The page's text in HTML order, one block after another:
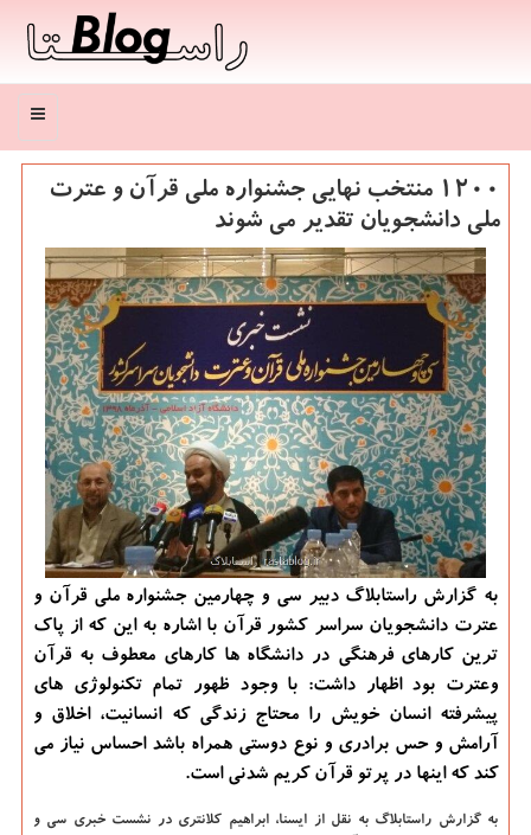
منو
۱۲۰۰ منتخب نهایی جشنواره ملی قرآن و عترت
ملی دانشجویان تقدیر می شوند
به گزارش راستابلاگ دبیر سی و چهارمین جشنواره ملی قرآن و
عترت دانشجویان سراسر كشور قرآن با اشاره به این كه از پاك
ترین كارهای فرهنگی در دانشگاه ها كارهای معطوف به قرآن
وعترت بود اظهار داشت: با وجود ظهور تمام تكنولوژی های
پیشرفته انسان خویش را محتاج زندگی كه انسانیت، اخلاق و
آرامش و حس برادری و نوع دوستی همراه باشد احساس نیاز می
كند كه اینها در پرتو قرآن كریم شدنی است.
به گزارش راستابلاگ به نقل از ایسنا،ابراهیم كلانتری در نشست خبری سی و